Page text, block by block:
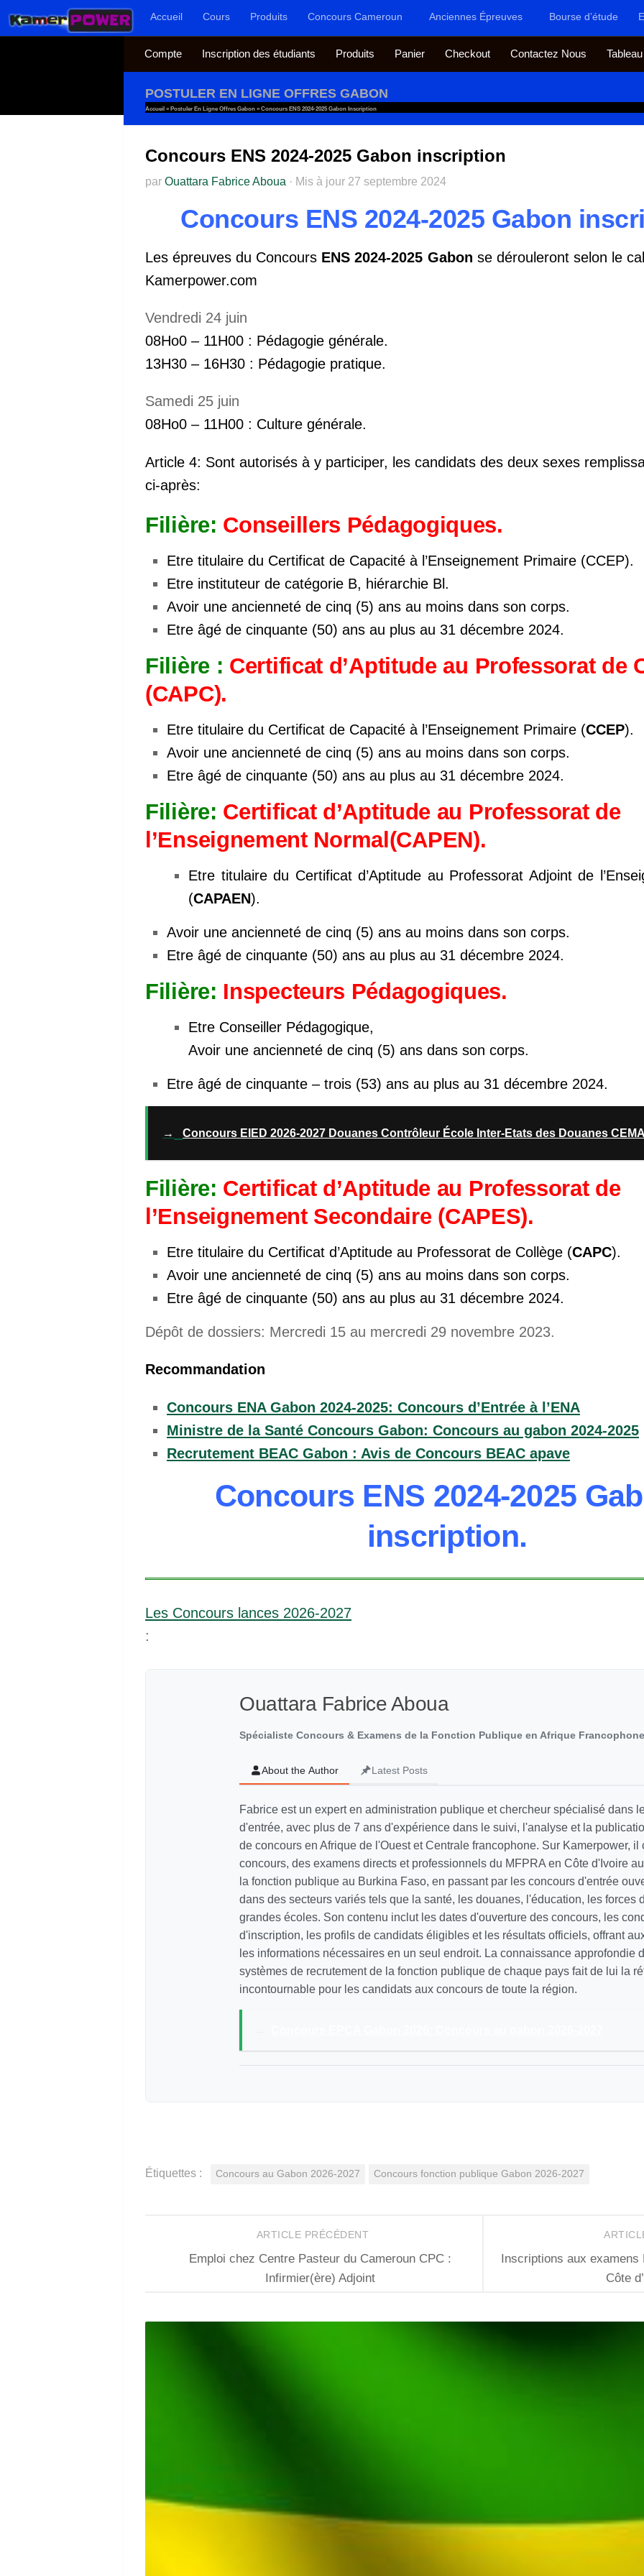
Au dessous du contenuAccueil Cours Produits Concours Cameroun Anciennes Épreuves Bourse d’étude
Compte Inscription des étudiants Produits Panier Checkout Contactez Nous
POSTULER EN LIGNE OFFRES GABON
Accueil » Postuler En Ligne Offres Gabon » Concours ENS 2024-2025 Gabon Inscription
Concours ENS 2024-2025 Gabon inscription
par Ouattara Fabrice Aboua · Mis à jour 27 septembre 2024
Concours ENS 2024-2025 Gabon
Les épreuves du Concours ENS 2024-2025 Gabon se dérouleront selon le
Kamerpower.com
Vendredi 24 juin
08Ho0 – 11H00 : Pédagogie générale.
13H30 – 16H30 : Pédagogie pratique.
Samedi 25 juin
08Ho0 – 11H00 : Culture générale.
Article 4: Sont autorisés à y participer, les candidats des deux sexes
ci-après:
Filière: Conseillers Pédagogiques.
Etre titulaire du Certificat de Capacité à l’Enseignement Primaire (CCEP).
Etre instituteur de catégorie B, hiérarchie Bl.
Avoir une ancienneté de cinq (5) ans au moins dans son corps.
Etre âgé de cinquante (50) ans au plus au 31 décembre 2024.
Filière : Certificat d’Aptitude au Professorat de
(CAPC).
Etre titulaire du Certificat de Capacité à l’Enseignement Primaire (CCEP).
Avoir une ancienneté de cinq (5) ans au moins dans son corps.
Etre âgé de cinquante (50) ans au plus au 31 décembre 2024.
Filière: Certificat d’Aptitude au Professorat de
l’Enseignement Normal(CAPEN).
Etre titulaire du Certificat d’Aptitude au Professorat Adjoint de
(CAPAEN).
Avoir une ancienneté de cinq (5) ans au moins dans son corps.
Etre âgé de cinquante (50) ans au plus au 31 décembre 2024.
Filière: Inspecteurs Pédagogiques.
Etre Conseiller Pédagogique,
Avoir une ancienneté de cinq (5) ans dans son corps.
Etre âgé de cinquante – trois (53) ans au plus au 31 décembre 2024.
→ Concours EIED 2026-2027 Douanes Contrôleur École Inter-Etats des Douanes
Filière: Certificat d’Aptitude au Professorat de
l’Enseignement Secondaire (CAPES).
Etre titulaire du Certificat d’Aptitude au Professorat de Collège (CAPC).
Avoir une ancienneté de cinq (5) ans au moins dans son corps.
Etre âgé de cinquante (50) ans au plus au 31 décembre 2024.
Dépôt de dossiers: Mercredi 15 au mercredi 29 novembre 2023.
Recommandation
Concours ENA Gabon 2024-2025: Concours d’Entrée à l’ENA
Ministre de la Santé Concours Gabon: Concours au gabon 2024-2025
Recrutement BEAC Gabon : Avis de Concours BEAC apave
Concours ENS 2024-2025
inscription.
Les Concours lances 2026-2027
:
Ouattara Fabrice Aboua
Spécialiste Concours & Examens de la Fonction Publique en Afrique Francophone
About the Author Latest Posts
Fabrice est un expert en administration publique et chercheur spécialisé dans
d'entrée, avec plus de 7 ans d'expérience dans le suivi, l'analyse et la
de concours en Afrique de l'Ouest et Centrale francophone. Sur Kamerpower, il
concours, des examens directs et professionnels du MFPRA en Côte d'Ivoire
la fonction publique au Burkina Faso, en passant par les concours d'entrée
dans des secteurs variés tels que la santé, les douanes, l'éducation, les forces
grandes écoles. Son contenu inclut les dates d'ouverture des concours, les
d'inscription, les profils de candidats éligibles et les résultats officiels, offrant
les informations nécessaires en un seul endroit. La connaissance approfondie
systèmes de recrutement de la fonction publique de chaque pays fait de lui la
incontournable pour les candidats aux concours de toute la région.
Étiquettes : Concours au Gabon 2026-2027 Concours fonction publique Gabon 2026-2027
Inscriptions aux examens
Côte
ARTICLE PRÉCÉDENT
Emploi chez Centre Pasteur du Cameroun CPC :
Infirmier(ère) Adjoint